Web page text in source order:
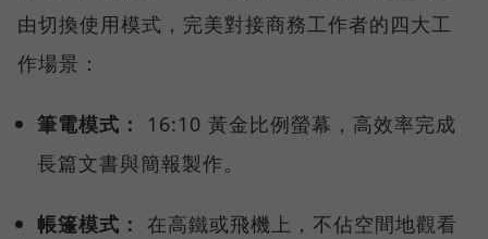
由切換使用模式，完美對接商務工作者的四大工
作場景：
筆電模式：
16:10 黃金比例螢幕，高效率完成
長篇文書與簡報製作。
帳篷模式： 在高鐵或飛機上，不佔空間地觀看